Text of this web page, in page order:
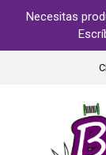
Necesitas